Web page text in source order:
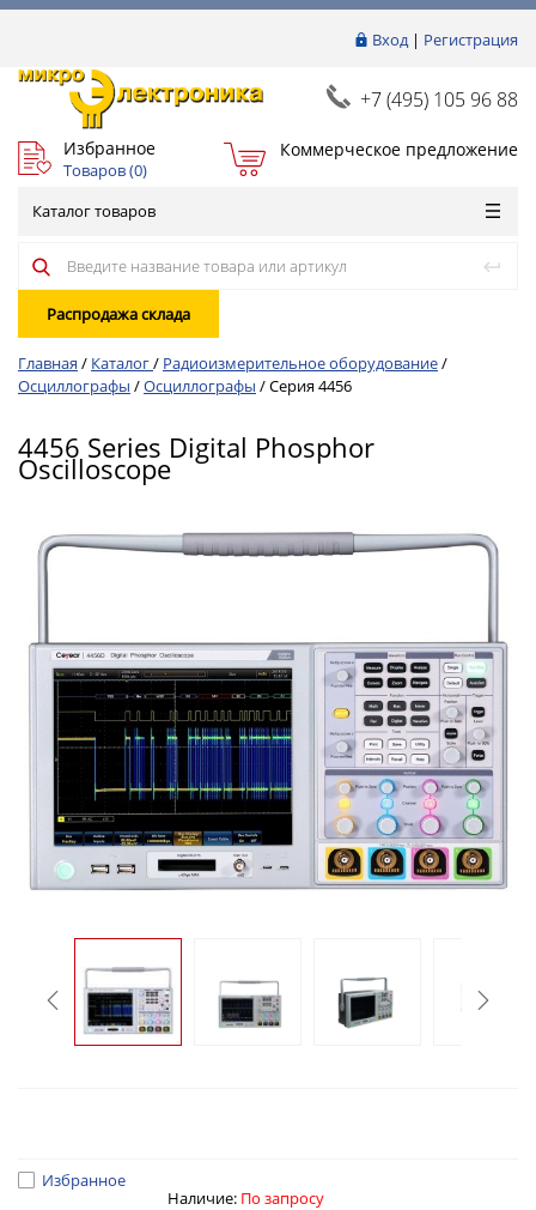
Вход| Регистрация
+7 (495) 105 96 88
Избранное
Товаров (0)
Коммерческое предложение
Каталог товаров
Распродажа склада
Главная / Каталог/ Радиоизмерительное оборудование/
Осциллографы /Осциллографы /Серия 4456
4456 Series Digital Phosphor
Oscilloscope
Избранное
Наличие: По запросу